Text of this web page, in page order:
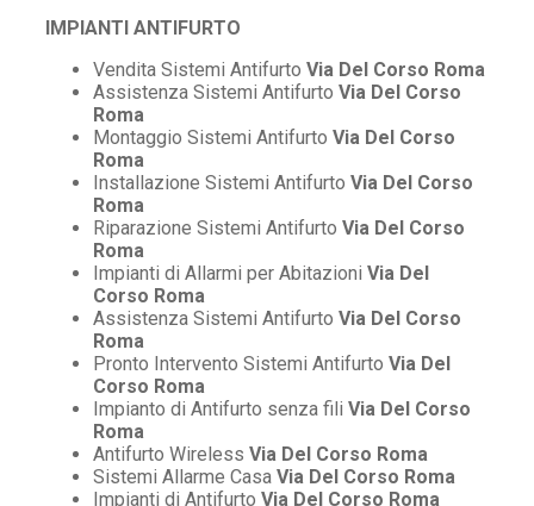
IMPIANTI ANTIFURTO
Vendita Sistemi Antifurto Via Del Corso Roma
Assistenza Sistemi Antifurto Via Del Corso
Roma
Montaggio Sistemi Antifurto Via Del Corso
Roma
Installazione Sistemi Antifurto Via Del Corso
Roma
Riparazione Sistemi Antifurto Via Del Corso
Roma
Impianti di Allarmi per Abitazioni Via Del
Corso Roma
Assistenza Sistemi Antifurto Via Del Corso
Roma
Pronto Intervento Sistemi Antifurto Via Del
Corso Roma
Impianto di Antifurto senza fili Via Del Corso
Roma
Antifurto Wireless Via Del Corso Roma
Sistemi Allarme Casa Via Del Corso Roma
Impianti di Antifurto Via Del Corso Roma